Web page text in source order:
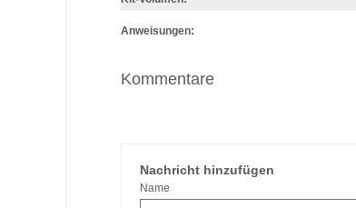
Anweisungen:
Kommentare
Nachricht hinzufügen
Name